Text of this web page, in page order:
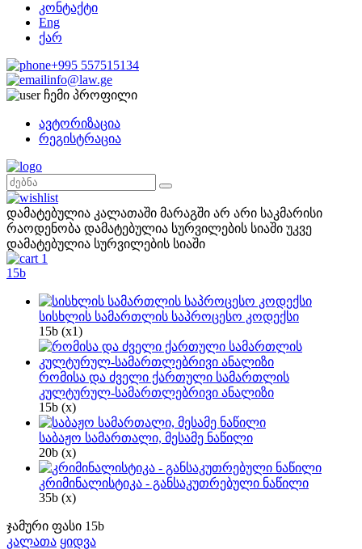
კონტაქტი
Eng
ქარ
+995 557515134
info@law.ge
ჩემი პროფილი
ავტორიზაცია
რეგისტრაცია
დამატებულია კალათაში მარაგში არ არი საკმარისი
რაოდენობა დამატებულია სურვილების სიაში უკვე
დამატებულია სურვილების სიაში
1
15b
სისხლის სამართლის საპროცესო კოდექსი
15b (x1)
რომისა და ძველი ქართული სამართლის
კულტურულ-სამართლებრივი ანალიზი
15b (x)
საბაჟო სამართალი, მესამე ნაწილი
20b (x)
კრიმინალისტიკა - განსაკუთრებული ნაწილი
35b (x)
ჯამური ფასი 15b
კალათა ყიდვა